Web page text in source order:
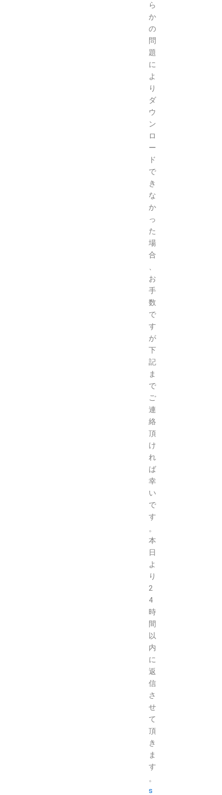
ら
か
の
問
題
に
よ
り
ダ
ウ
ン
ロ
ー
ド
で
き
な
か
っ
た
場
合
、
お
手
数
で
す
が
下
記
ま
で
ご
連
絡
頂
け
れ
ば
幸
い
で
す
。
本
日
よ
り
2
4
時
間
以
内
に
返
信
さ
せ
て
頂
き
ま
す
。
s